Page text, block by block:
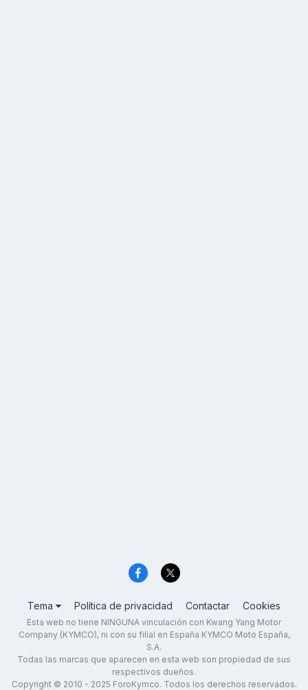
Tema Política de privacidad Contactar Cookies
Esta web no tiene NINGUNA vinculación con Kwang Yang Motor
Company (KYMCO), ni con su filial en España KYMCO Moto España,
S.A.
Todas las marcas que aparecen en esta web son propiedad de sus
respectivos dueños.
Copyright © 2010 - 2025 ForoKymco. Todos los derechos reservados.